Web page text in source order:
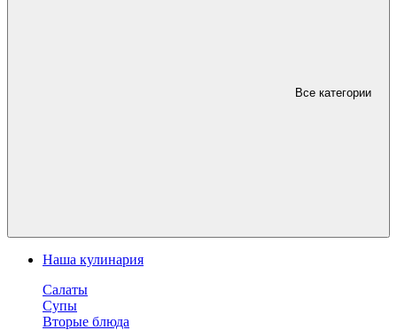
Все категории
Наша кулинария
Салаты
Супы
Вторые блюда